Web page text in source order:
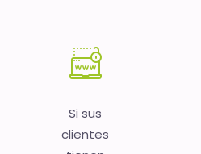
Si sus
clientes